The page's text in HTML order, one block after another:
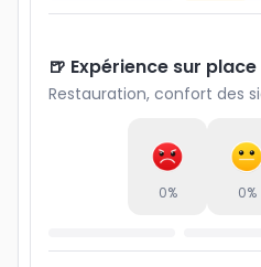
🍺 Expérience sur place
Restauration, confort des
0% 0%